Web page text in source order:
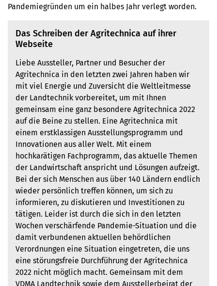
Pandemiegründen um ein halbes Jahr verlegt worden.
Das Schreiben der Agritechnica auf ihrer
Webseite
Liebe Aussteller, Partner und Besucher der
Agritechnica in den letzten zwei Jahren haben wir
mit viel Energie und Zuversicht die Weltleitmesse
der Landtechnik vorbereitet, um mit Ihnen
gemeinsam eine ganz besondere Agritechnica 2022
auf die Beine zu stellen. Eine Agritechnica mit
einem erstklassigen Ausstellungsprogramm und
Innovationen aus aller Welt. Mit einem
hochkarätigen Fachprogramm, das aktuelle Themen
der Landwirtschaft anspricht und Lösungen aufzeigt.
Bei der sich Menschen aus über 140 Ländern endlich
wieder persönlich treffen können, um sich zu
informieren, zu diskutieren und Investitionen zu
tätigen. Leider ist durch die sich in den letzten
Wochen verschärfende Pandemie-Situation und die
damit verbundenen aktuellen behördlichen
Verordnungen eine Situation eingetreten, die uns
eine störungsfreie Durchführung der Agritechnica
2022 nicht möglich macht. Gemeinsam mit dem
VDMA Landtechnik sowie dem Ausstellerbeirat der